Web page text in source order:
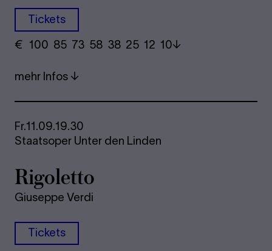
Tickets
€ ​ 100 85 73​ 58 38 25​ 12 10
mehr Infos
Fr.11.09.19.30
Staatsoper Unter den Linden
Ri­go­let­to
Giuseppe Verdi
Tickets